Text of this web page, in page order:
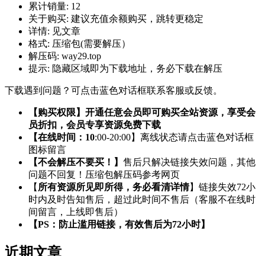
累计销量: 12
关于购买: 建议充值余额购买，跳转更稳定
详情: 见文章
格式: 压缩包(需要解压）
解压码: way29.top
提示: 隐藏区域即为下载地址，务必下载在解压
下载遇到问题？可点击蓝色对话框联系客服或反馈。
【购买权限】开通任意会员即可购买全站资源，享受会
员折扣，会员专享资源免费下载
【在线时间：10:00-20:00】离线状态请点击蓝色对话框
图标留言
【不会解压不要买！】 售后只解决链接失效问题，其他
问题不回复！压缩包解压码参考网页
【 所有资源所见即所得，务必看清详情】链接失效72小
时内及时告知售后，超过此时间不售后（客服不在线时
间留言，上线即售后）
【PS：防止滥用链接，有效售后为72小时】
近期文章